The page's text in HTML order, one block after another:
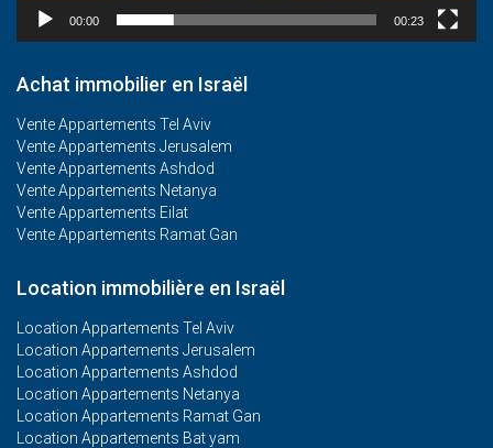
00:00 00:23
Achat immobilier en Israël
Vente Appartements Tel Aviv
Vente Appartements Jerusalem
Vente Appartements Ashdod
Vente Appartements Netanya
Vente Appartements Eilat
Vente Appartements Ramat Gan
Location immobilière en Israël
Location Appartements Tel Aviv
Location Appartements Jerusalem
Location Appartements Ashdod
Location Appartements Netanya
Location Appartements Ramat Gan
Location Appartements Bat yam